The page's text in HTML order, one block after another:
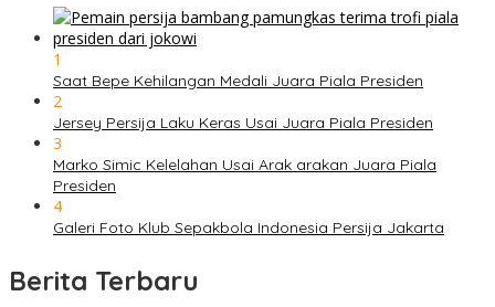
1
Saat Bepe Kehilangan Medali Juara Piala Presiden
2
Jersey Persija Laku Keras Usai Juara Piala Presiden
3
Marko Simic Kelelahan Usai Arak arakan Juara Piala
Presiden
4
Galeri Foto Klub Sepakbola Indonesia Persija Jakarta
Berita Terbaru